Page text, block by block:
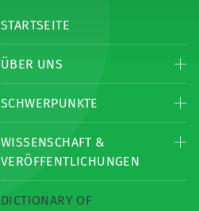
STARTSEITE
ÜBER UNS
SCHWERPUNKTE
WISSENSCHAFT &
VERÖFFENTLICHUNGEN
DICTIONARY OF